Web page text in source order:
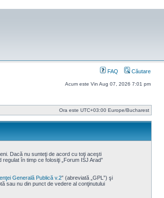
FAQ Căutare
Acum este Vin Aug 07, 2026 7:01 pm
Ora este UTC+03:00 Europe/Bucharest
Dacă nu sunteţi de acord cu toţi aceşti
în timp ce folosiţi „Forum ISJ Arad”
Generală Publică v.2” (abreviată „GPL”) şi
sau nu din punct de vedere al conţinutului